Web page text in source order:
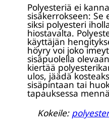
Polyesteriä ei
sisäkerrokseen: Se
siksi polyesteri
hiostavalta.
käyttäjän
höyry voi joko
sisäpuolella
kiertää
ulos, jäädä
sisäpintaan tai
tapauksessa
Kokeile: